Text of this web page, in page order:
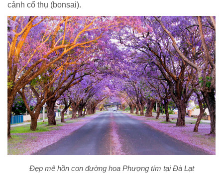
cảnh cổ thụ (bonsai).
Đẹp mê hồn con đường hoa Phượng tím tại Đà Lạt